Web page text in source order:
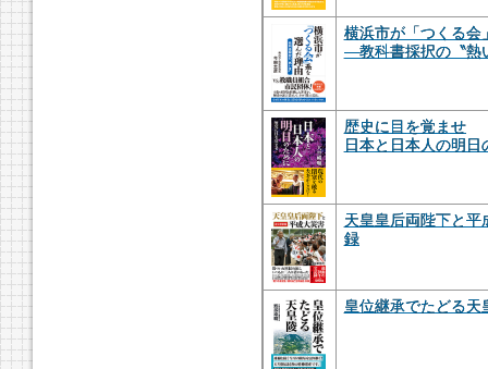
横浜市が「つくる会
―教科書採択の〝熱
歴史に目を覚ませ
日本と日本人の明日
天皇皇后両陛下と平
録
皇位継承でたどる天